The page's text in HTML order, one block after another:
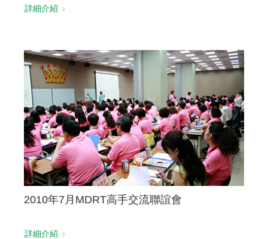
詳細介紹
2010年7月MDRT高手交流聯誼會
詳細介紹